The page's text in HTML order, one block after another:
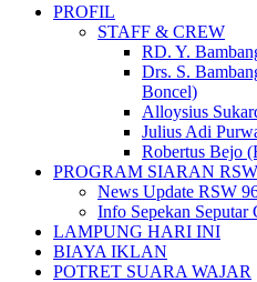
PROFIL
STAFF & CREW
RD. Y.
Drs. S.
Boncel)
Alloysius
Julius Adi
Robertus Bejo
PROGRAM SIARAN RSW
News Update RSW
Info Sepekan Seputar
LAMPUNG HARI INI
BIAYA IKLAN
POTRET SUARA WAJAR